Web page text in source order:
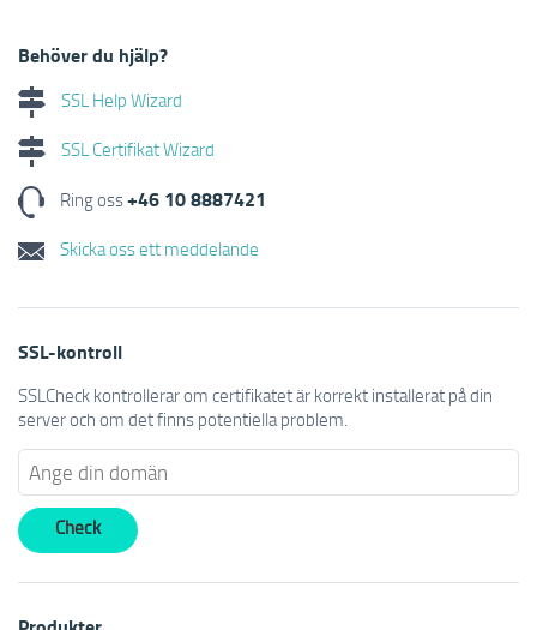
Behöver du hjälp?
SSL Help Wizard
SSL Certifikat Wizard
Ring oss+46 10 8887421
Skicka oss ett meddelande
SSL-kontroll
SSLCheck kontrollerar om certifikatet är korrekt installerat på din
server och om det finns potentiella problem.